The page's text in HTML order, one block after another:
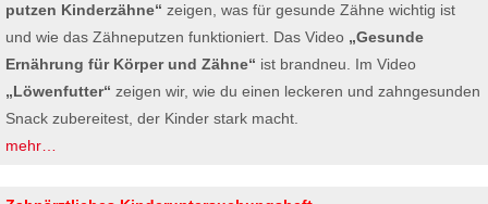
putzen Kinderzähne“ zeigen, was für gesunde Zähne wichtig ist
und wie das Zähneputzen funktioniert. Das Video „Gesunde
Ernährung für Körper und Zähne“ ist brandneu. Im Video
„Löwenfutter“ zeigen wir, wie du einen leckeren und zahngesunden
Snack zubereitest, der Kinder stark macht.
mehr…